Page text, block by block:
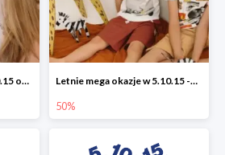
Prezenty dla Mamy w 5.10.15 od 12,99 zł Letnie mega okazje w 5.10.15 -50%
50%